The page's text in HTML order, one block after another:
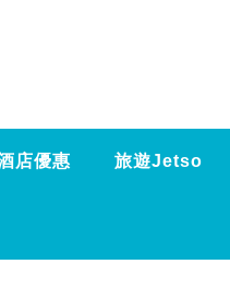
店優惠 旅遊Jetso